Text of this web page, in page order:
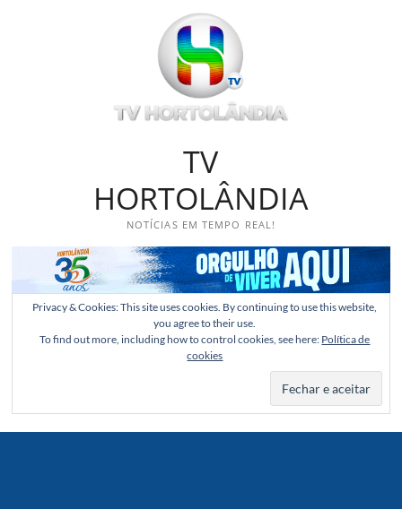
TV
HORTOLÂNDIA
NOTÍCIAS EM TEMPO REAL!
Privacy & Cookies: This site uses cookies. By continuing to use this website,
you agree to their use.
To find out more, including how to control cookies, see here: Política de
cookies